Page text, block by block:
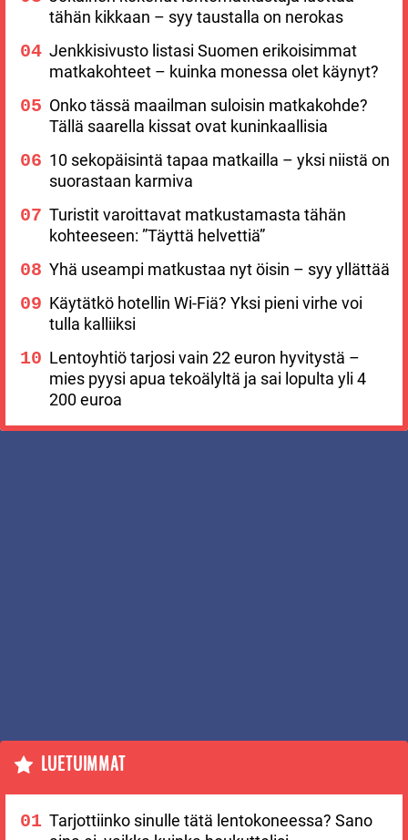
tähän kikkaan – syy taustalla on nerokas
Jenkkisivusto listasi Suomen erikoisimmat
matkakohteet – kuinka monessa olet käynyt?
Onko tässä maailman suloisin matkakohde?
Tällä saarella kissat ovat kuninkaallisia
10 sekopäisintä tapaa matkailla – yksi niistä on
suorastaan karmiva
Turistit varoittavat matkustamasta tähän
kohteeseen: ”Täyttä helvettiä”
Yhä useampi matkustaa nyt öisin – syy yllättää
Käytätkö hotellin Wi-Fiä? Yksi pieni virhe voi
tulla kalliiksi
Lentoyhtiö tarjosi vain 22 euron hyvitystä –
mies pyysi apua tekoälyltä ja sai lopulta yli 4
200 euroa
LUETUIMMAT
Tarjottiinko sinulle tätä lentokoneessa? Sano